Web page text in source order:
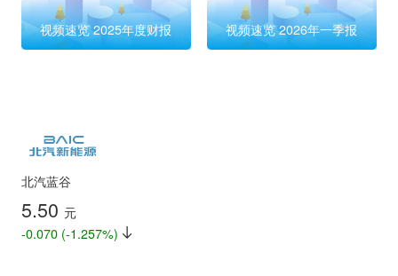
视频速览 2025年度财报 视频速览 2026年一季报
北汽蓝谷
5.50 元
-0.070 (-1.257%)